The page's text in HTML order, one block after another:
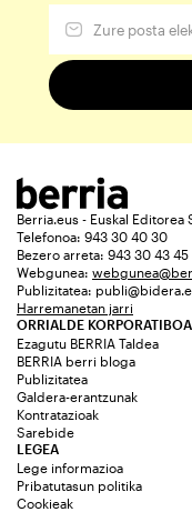
Berria.eus - Euskal Editorea
Telefonoa: 943 30 40 30
Bezero arreta: 943 30 43
Webgunea:
Publizitatea:
Harremanetan jarri
ORRIALDE
Ezagutu BERRIA Taldea
BERRIA berri bloga
Publizitatea
Galdera-erantzunak
Kontratazioak
Sarebide
LEGEA
Lege informazioa
Pribatutasun politika
Cookieak